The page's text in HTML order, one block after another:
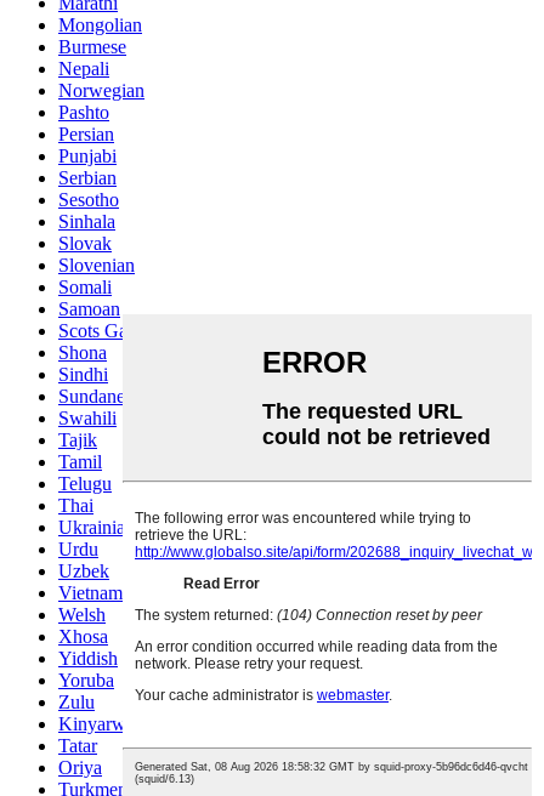
Mongolian
Burmese
Nepali
Norwegian
Pashto
Persian
Punjabi
Serbian
Sesotho
Sinhala
Slovak
Slovenian
Somali
Samoan
Scots Gaelic
Shona
Sindhi
Sundanese
Swahili
Tajik
Tamil
Telugu
Thai
Ukrainian
Urdu
Uzbek
Vietnamese
Welsh
Xhosa
Yiddish
Yoruba
Zulu
Kinyarwanda
Tatar
Oriya
Turkmen